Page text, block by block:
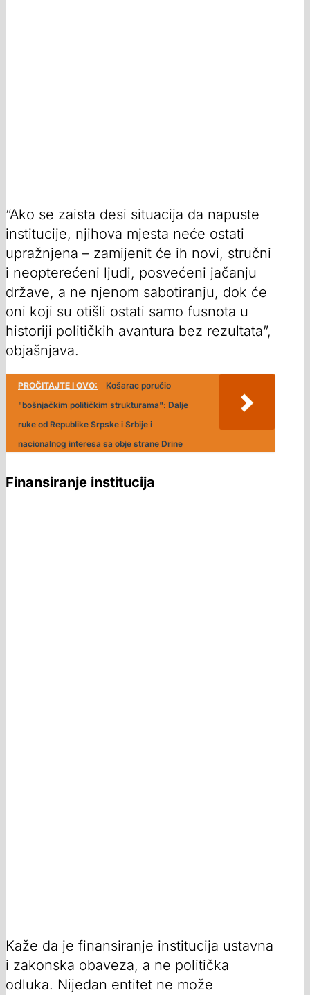
“Ako se zaista desi situacija da napuste
institucije, njihova mjesta neće ostati
upražnjena – zamijenit će ih novi, stručni
i neopterećeni ljudi, posvećeni jačanju
države, a ne njenom sabotiranju, dok će
oni koji su otišli ostati samo fusnota u
historiji političkih avantura bez rezultata”,
objašnjava.
PROČITAJTE I OVO:
Košarac poručio
"bošnjačkim političkim strukturama": Dalje
ruke od Republike Srpske i Srbije i
nacionalnog interesa sa obje strane Drine
Finansiranje institucija
Kaže da je finansiranje institucija ustavna
i zakonska obaveza, a ne politička
odluka. Nijedan entitet ne može